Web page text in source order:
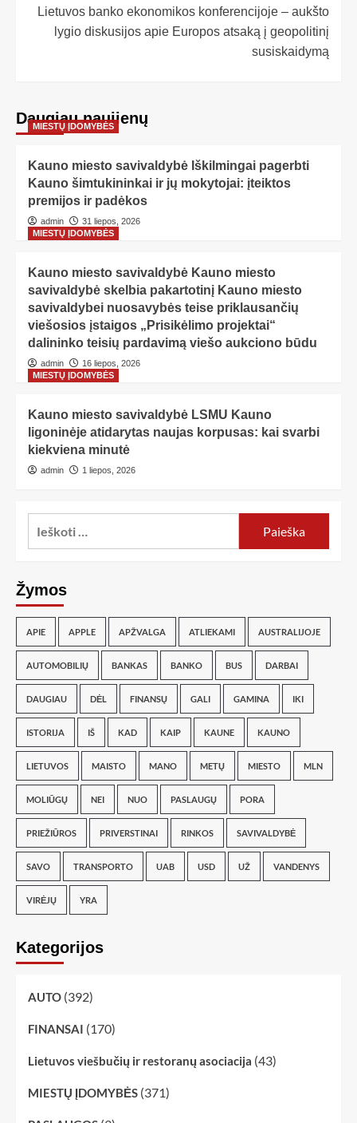
Lietuvos banko ekonomikos konferencijoje – aukšto
lygio diskusijos apie Europos atsaką į geopolitinį
susiskaidymą
Daugiau naujienų
MIESTŲ ĮDOMYBĖS
Kauno miesto savivaldybė Iškilmingai pagerbti
Kauno šimtukininkai ir jų mokytojai: įteiktos
premijos ir padėkos
admin
31 liepos, 2026
MIESTŲ ĮDOMYBĖS
Kauno miesto savivaldybė Kauno miesto
savivaldybė skelbia pakartotinį Kauno miesto
savivaldybei nuosavybės teise priklausančių
viešosios įstaigos „Prisikėlimo projektai“
dalininko teisių pardavimą viešo aukciono būdu
admin
16 liepos, 2026
MIESTŲ ĮDOMYBĖS
Kauno miesto savivaldybė LSMU Kauno
ligoninėje atidarytas naujas korpusas: kai svarbi
kiekviena minutė
admin 1 liepos, 2026
Žymos
APIE APPLE APŽVALGA ATLIEKAMI AUSTRALIJOJE
AUTOMOBILIŲ BANKAS BANKO BUS DARBAI
DAUGIAU DĖL FINANSŲ GALI GAMINA IKI
ISTORIJA IŠ KAD KAIP KAUNE KAUNO
LIETUVOS MAISTO MANO METŲ MIESTO MLN
MOLIŪGŲ NEI NUO PASLAUGŲ PORA
PRIEŽIŪROS PRIVERSTINAI RINKOS SAVIVALDYBĖ
SAVO TRANSPORTO UAB USD UŽ VANDENYS
VIRĖJŲ YRA
Kategorijos
AUTO (392)
FINANSAI (170)
Lietuvos viešbučių ir restoranų asociacija (43)
MIESTŲ ĮDOMYBĖS (371)